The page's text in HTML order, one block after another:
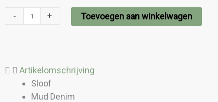
-
Pouch
aantal
+ Toevoegen aan winkelwagen
Artikelomschrijving
Sloof
Mud Denim